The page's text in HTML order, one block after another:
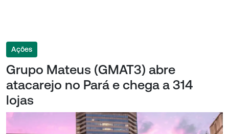
Ações
Grupo Mateus (GMAT3) abre
atacarejo no Pará e chega a 314
lojas